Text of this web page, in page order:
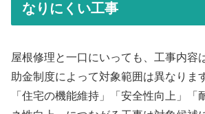
なりにくい工事
屋根修理と一口にいっても、工事内容
助金制度によって対象範囲は異なりま
「住宅の機能維持」「安全性向上」「